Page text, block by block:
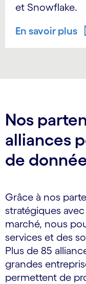
et Snowflake.
En savoir plus
Nos
alliances
de
Grâce à nos
stratégiques
marché, nous
services et des
Plus de 85
grandes
permettent de